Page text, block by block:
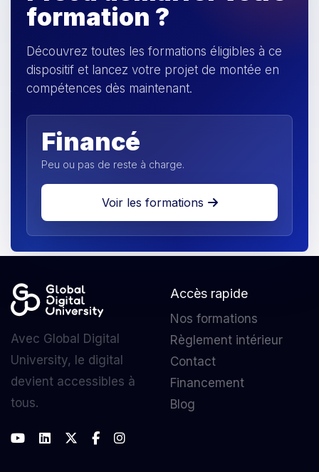
formation ?
Découvrez toutes les formations éligibles à ce
dispositif et lancez votre projet de montée en
compétences dès maintenant.
Financé
Peu ou pas de reste à charge.
Voir les formations
Avec Global Digital
University, le digital
devient accessibles à
tous.
Accès rapide
Nos formations
Règlement intérieur
Contact
Financement
Blog